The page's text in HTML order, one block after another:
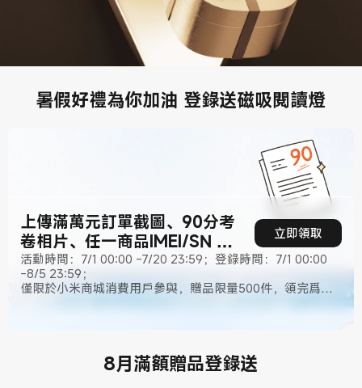
暑假好禮為你加油 登錄送磁吸閱讀燈
上傳滿萬元訂單截圖、90分考
卷相片、任一商品IMEI/SN 即
可參與活動
立即領取
活動時間：7/1 00:00 -7/20 23:59；登錄時間：7/1 00:00
-8/5 23:59；
僅限於小米商城消費用戶參與，贈品限量500件，領完爲
8月滿額贈品登錄送